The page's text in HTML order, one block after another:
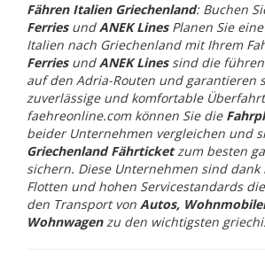
Fähren Italien Griechenland: Buchen
FerriesundANEK LinesPlanen Sie
Italien nach Griechenland mit Ihrem
FerriesundANEK Linessind die
auf den Adria-Routen und garantieren
zuverlässige und komfortable
faehreonline.com können Sie die
beider Unternehmen vergleichen und
Griechenland Fährticketzum besten
sichern. Diese Unternehmen sind
Flotten und hohen Servicestandards
den Transport von Autos,
Wohnwagenzu den wichtigsten